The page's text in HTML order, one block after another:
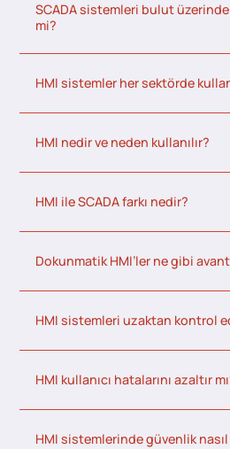
SCADA sistemleri bulut
mi?
HMI sistemler her sektörde
HMI nedir ve neden kullanılır?
HMI ile SCADA farkı nedir?
Dokunmatik HMI’ler ne gibi
HMI sistemleri uzaktan kontrol
HMI kullanıcı hatalarını azaltır
HMI sistemlerinde güvenlik nasıl